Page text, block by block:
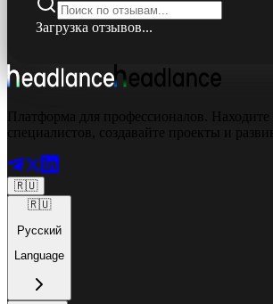
Загрузка отзывов...
Платформа для профессионалов.
специалистов, создавайте проекты и
🇷🇺
🇷🇺
Русский
Language